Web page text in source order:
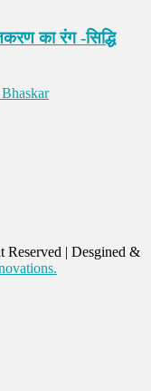
का रंग -सिद्धि
| Desgined &